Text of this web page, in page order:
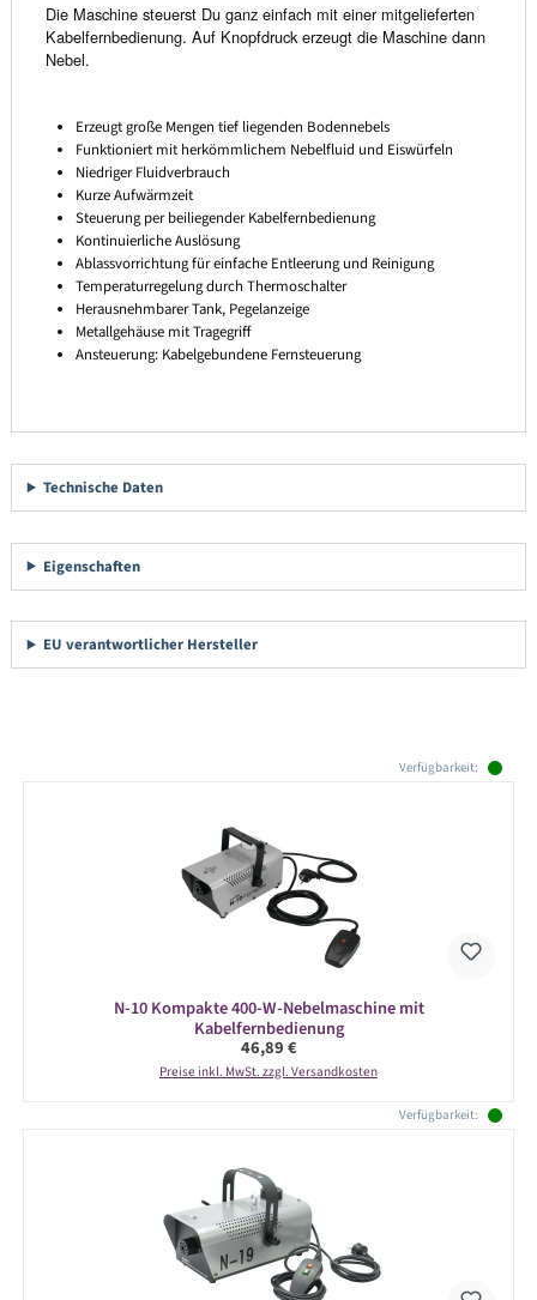
Die Maschine steuerst Du ganz einfach mit einer mitgelieferten
Kabelfernbedienung. Auf Knopfdruck erzeugt die Maschine dann
Nebel.
Erzeugt große Mengen tief liegenden Bodennebels
Funktioniert mit herkömmlichem Nebelfluid und Eiswürfeln
Niedriger Fluidverbrauch
Kurze Aufwärmzeit
Steuerung per beiliegender Kabelfernbedienung
Kontinuierliche Auslösung
Ablassvorrichtung für einfache Entleerung und Reinigung
Temperaturregelung durch Thermoschalter
Herausnehmbarer Tank, Pegelanzeige
Metallgehäuse mit Tragegriff
Ansteuerung: Kabelgebundene Fernsteuerung
Technische Daten
Eigenschaften
EU verantwortlicher Hersteller
Verfügbarkeit:
N-10 Kompakte 400-W-Nebelmaschine mit
Kabelfernbedienung
Regulärer Preis:
46,89 €
Preise inkl. MwSt. zzgl. Versandkosten
Verfügbarkeit: